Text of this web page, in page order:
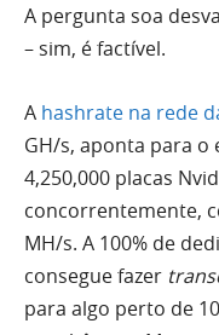
A pergunta soa
– sim, é factível.
A hashrate na rede
GH/s, aponta para
4,250,000 placas
concorrentemente,
MH/s. A 100% de
consegue fazer
para algo perto de